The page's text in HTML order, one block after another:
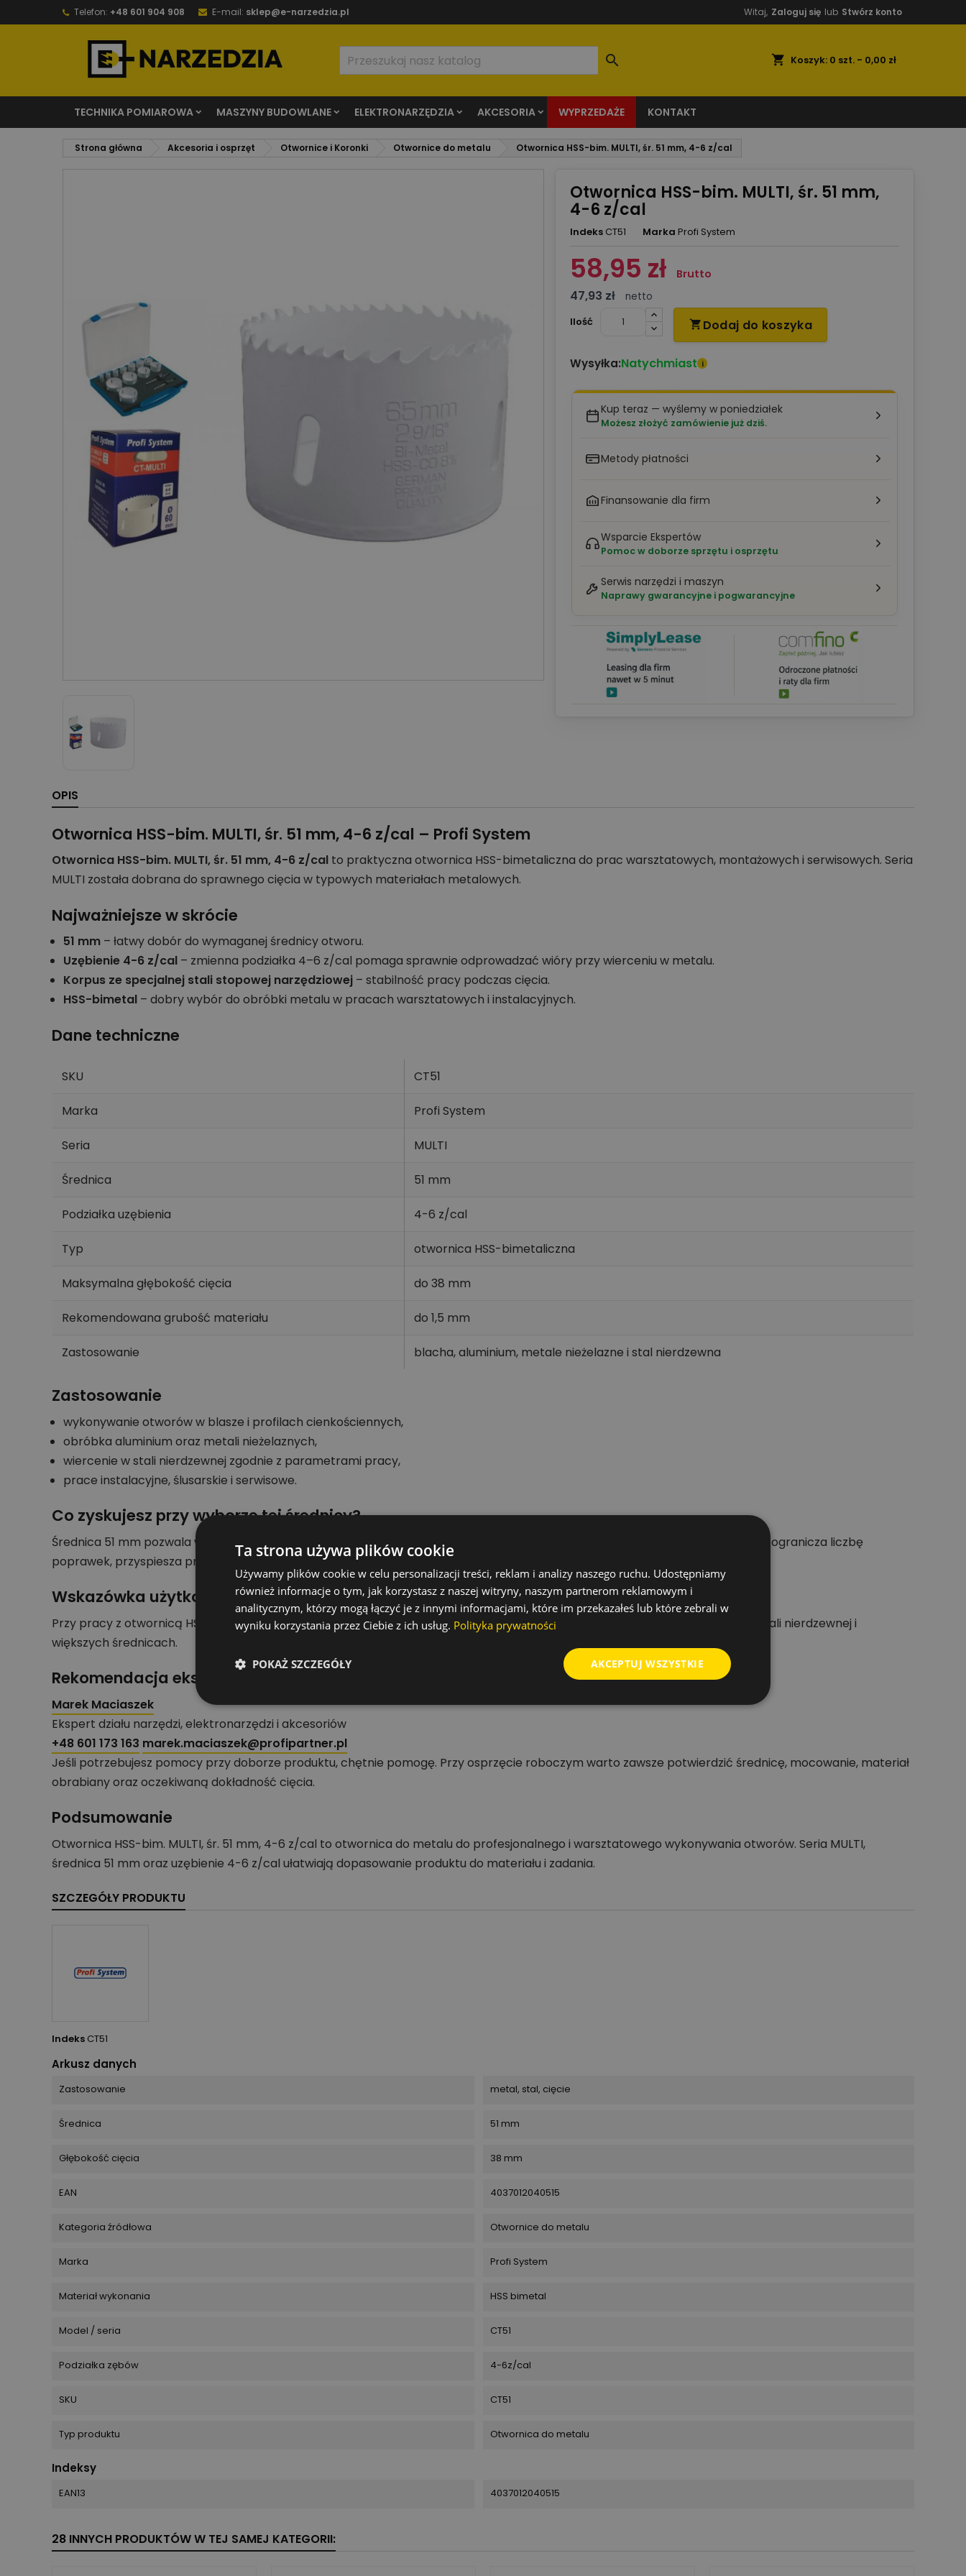
Telefon: +48 601 904 908 E-mail: sklep@e-narzedzia.pl Witaj, Zaloguj się lub Stwórz konto
shopping_cart Koszyk: 0 szt. - 0,00 zł

TECHNIKA POMIAROWA MASZYNY BUDOWLANE ELEKTRONARZĘDZIA AKCESORIA WYPRZEDAŻE KONTAKT
Strona główna Akcesoria i osprzęt Otwornice i Koronki Otwornice do metalu Otwornica HSS-bim. MULTI, śr. 51 mm, 4-6 z/cal
Otwornica HSS-bim. MULTI, śr. 51 mm,
4-6 z/cal
Indeks CT51 Marka Profi System
58,95 zł Brutto
47,93 zł
netto
Ilość
 Dodaj do koszyka
Wysyłka:Natychmiast i
Kup teraz — wyślemy w poniedziałek
Możesz złożyć zamówienie już dziś.
Metody płatności
Finansowanie dla firm
Wsparcie Ekspertów
Pomoc w doborze sprzętu i osprzętu
Serwis narzędzi i maszyn
Naprawy gwarancyjne i pogwarancyjne
OPIS
Otwornica HSS-bim. MULTI, śr. 51 mm, 4-6 z/cal – Profi System
Otwornica HSS-bim. MULTI, śr. 51 mm, 4-6 z/cal to praktyczna otwornica HSS-bimetaliczna do prac warsztatowych, montażowych i serwisowych. Seria
MULTI została dobrana do sprawnego cięcia w typowych materiałach metalowych.
Najważniejsze w skrócie
51 mm – łatwy dobór do wymaganej średnicy otworu.
Uzębienie 4-6 z/cal – zmienna podziałka 4–6 z/cal pomaga sprawnie odprowadzać wióry przy wierceniu w metalu.
Korpus ze specjalnej stali stopowej narzędziowej – stabilność pracy podczas cięcia.
HSS-bimetal – dobry wybór do obróbki metalu w pracach warsztatowych i instalacyjnych.
Dane techniczne
SKU CT51
Marka Profi System
Seria MULTI
Średnica 51 mm
Podziałka uzębienia 4-6 z/cal
Typ otwornica HSS-bimetaliczna
Maksymalna głębokość cięcia do 38 mm
Rekomendowana grubość materiału do 1,5 mm
Zastosowanie blacha, aluminium, metale nieżelazne i stal nierdzewna
Zastosowanie
wykonywanie otworów w blasze i profilach cienkościennych,
obróbka aluminium oraz metali nieżelaznych,
wiercenie w stali nierdzewnej zgodnie z parametrami pracy,
prace instalacyjne, ślusarskie i serwisowe.
Co zyskujesz przy wyborze tej średnicy?
Średnica 51 mm pozwala wykonać otwór o konkretnym rozmiarze bez dodatkowego rozwiercania. Właściwie dobrana średnica ogranicza liczbę
poprawek, przyspiesza pracę i pomaga utrzymać estetyczny otwór w obrabianym materiale.
Wskazówka użytkowa
Przy pracy z otwornicą HSS-bimetaliczną stosuj odpowiednie obroty, stabilne prowadzenie oraz chłodzenie, szczególnie przy stali nierdzewnej i
większych średnicach.
Rekomendacja eksperta działu narzędzi i akcesoriów
Marek Maciaszek
Ekspert działu narzędzi, elektronarzędzi i akcesoriów
+48 601 173 163 marek.maciaszek@profipartner.pl
Jeśli potrzebujesz pomocy przy doborze produktu, chętnie pomogę. Przy osprzęcie roboczym warto zawsze potwierdzić średnicę, mocowanie, materiał
obrabiany oraz oczekiwaną dokładność cięcia.
Podsumowanie
Otwornica HSS-bim. MULTI, śr. 51 mm, 4-6 z/cal to otwornica do metalu do profesjonalnego i warsztatowego wykonywania otworów. Seria MULTI,
średnica 51 mm oraz uzębienie 4-6 z/cal ułatwiają dopasowanie produktu do materiału i zadania.
SZCZEGÓŁY PRODUKTU
Indeks CT51
Arkusz danych
Zastosowanie metal, stal, cięcie
Średnica 51 mm
Głębokość cięcia 38 mm
EAN 4037012040515
Kategoria źródłowa Otwornice do metalu
Marka Profi System
Materiał wykonania HSS bimetal
Model / seria CT51
Podziałka zębów 4-6z/cal
SKU CT51
Typ produktu Otwornica do metalu
Indeksy
EAN13 4037012040515
28 INNYCH PRODUKTÓW W TEJ SAMEJ KATEGORII:
Ta strona używa plików cookie
Używamy plików cookie w celu personalizacji treści, reklam i analizy naszego ruchu. Udostępniamy
również informacje o tym, jak korzystasz z naszej witryny, naszym partnerom reklamowym i
analitycznym, którzy mogą łączyć je z innymi informacjami, które im przekazałeś lub które zebrali w
wyniku korzystania przez Ciebie z ich usług. Polityka prywatności
AKCEPTUJ WSZYSTKIE
POKAŻ SZCZEGÓŁY